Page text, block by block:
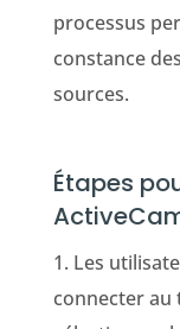
processus
constance
sources.
Étapes
1. Les
connecter au